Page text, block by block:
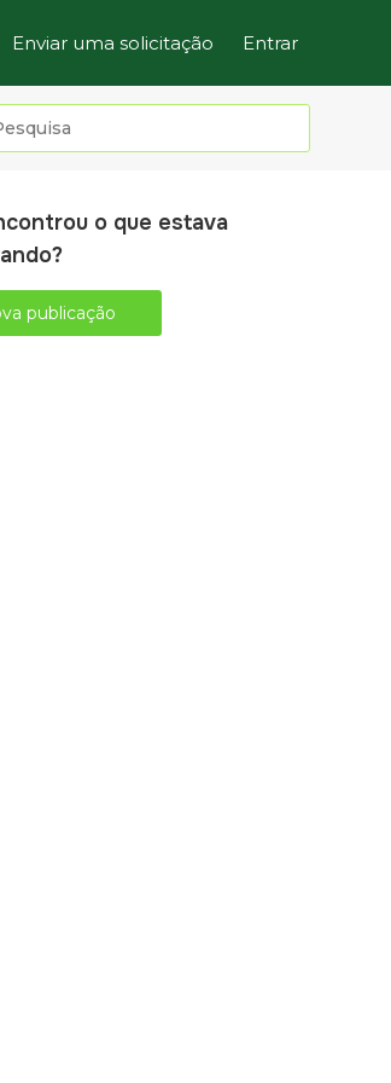
Enviar uma solicitação Entrar
pessoas
o que estava
publicação